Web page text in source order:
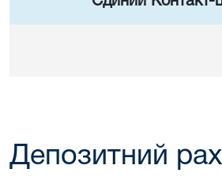
Депозитний